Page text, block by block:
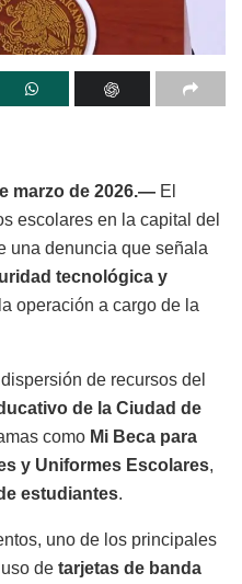
marzo de 2026.— El
escolares en la capital del
una denuncia que señala
tecnológica y
operación a cargo de la
de recursos del
de la Ciudad de
como Mi Beca para
y Uniformes Escolares,
estudiantes.
uno de los principales
de tarjetas de banda